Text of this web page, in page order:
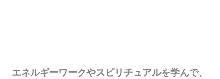
エネルギーワークやスピリチュアルを学んで、